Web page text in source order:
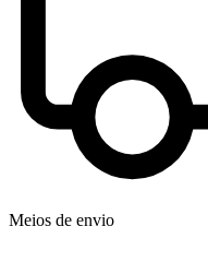
Meios de envio